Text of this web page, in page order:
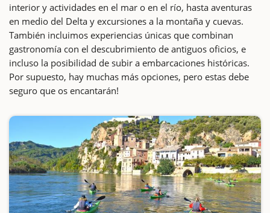
interior y actividades en el mar o en el río, hasta aventuras
en medio del Delta y excursiones a la montaña y cuevas.
También incluimos experiencias únicas que combinan
gastronomía con el descubrimiento de antiguos oficios, e
incluso la posibilidad de subir a embarcaciones históricas.
Por supuesto, hay muchas más opciones, pero estas debe
seguro que os encantarán!